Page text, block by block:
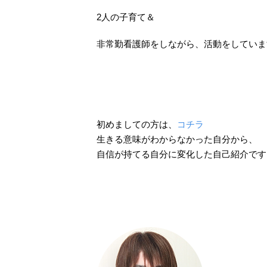
2人の子育て＆
非常勤看護師をしながら、活動をしてい
初めましての方は、
コチラ
生きる意味がわからなかった自分から、
自信が持てる自分に変化した自己紹介です